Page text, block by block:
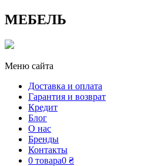
МЕБЕЛЬ
Меню сайта
Доставка и оплата
Гарантия и возврат
Кредит
Блог
О нас
Бренды
Контакты
0 товара0 ₴